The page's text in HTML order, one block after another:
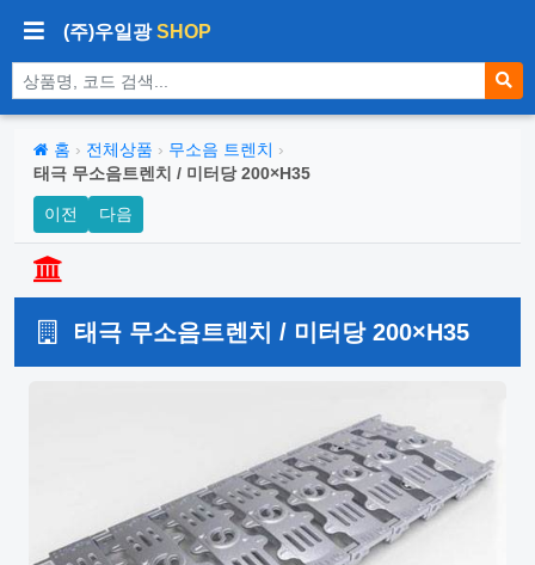
(주)우일광SHOP
상품 검색
홈 › 전체상품 › 무소음 트렌치
›
태극 무소음트렌치 / 미터당 200×H35
이전 다음
태극 무소음트렌치 / 미터당 200×H35